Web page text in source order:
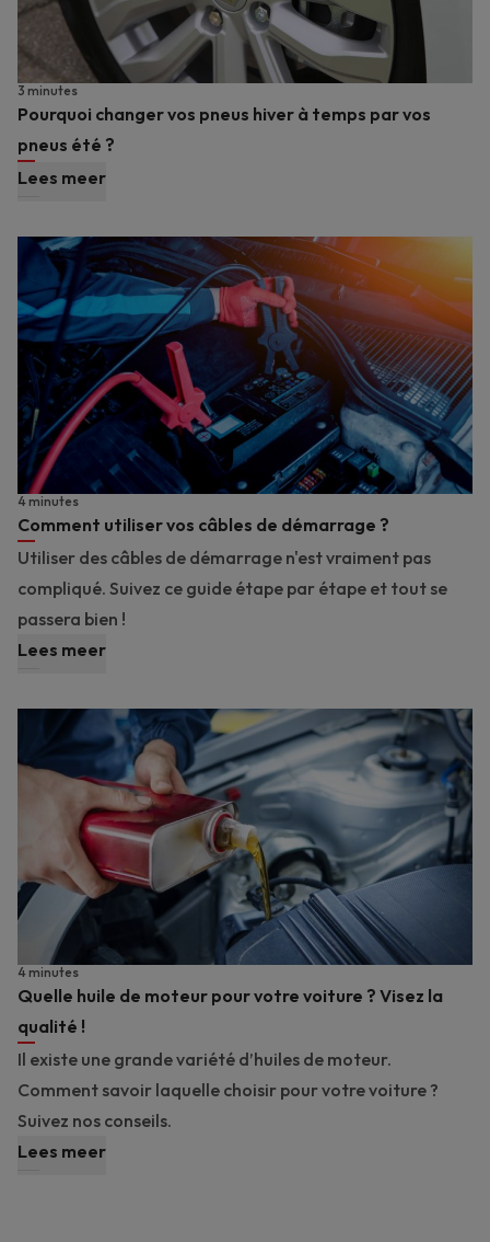
Pourquoi changer vos pneus hiver à temps par vos
pneus été ?
3 minutes
Lees meer
Comment utiliser vos câbles de démarrage ?
4 minutes
Utiliser des câbles de démarrage n'est vraiment pas
compliqué. Suivez ce guide étape par étape et tout se
passera bien !
Lees meer
Quelle huile de moteur pour votre voiture ? Visez la
qualité !
4 minutes
Il existe une grande variété d’huiles de moteur.
Comment savoir laquelle choisir pour votre voiture ?
Suivez nos conseils.
Lees meer